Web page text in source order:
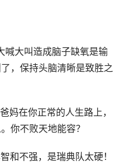
喊大叫造成脑子缺氧是输
，保持头脑清晰是致胜之
妈在你正常的人生路上，
你不败天地能容？
和不强，是瑞典队太硬！